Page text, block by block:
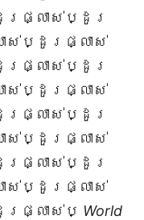
ផ្លាស់ប្ដូរ
ស់ប្ដូរផ្លាស់
ផ្លាស់ប្ដូរ
ស់ប្ដូរផ្លាស់
ផ្លាស់ប្ដូរ
ស់ប្ដូរផ្លាស់
ផ្លាស់ប្ដូរ
ស់ប្ដូរផ្លាស់
ផ្លាស់ប្ World